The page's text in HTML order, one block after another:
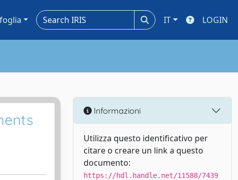
IT LOGIN
Informazioni
Utilizza questo identificativo per
citare o creare un link a questo
documento:
https://hdl.handle.net/11588/7439